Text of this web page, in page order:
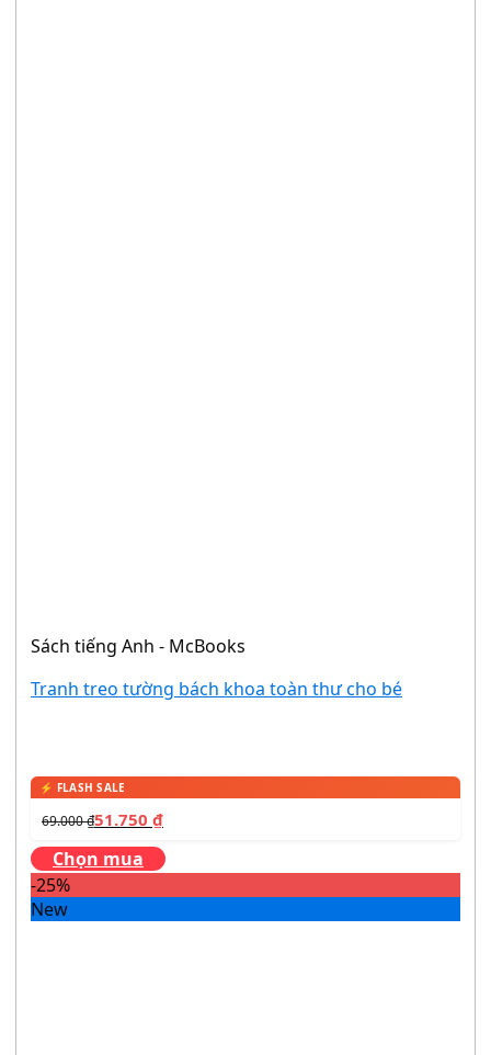
Sách tiếng Anh - McBooks
Tranh treo tường bách khoa toàn thư cho bé
69.000₫51.750 ₫
Chọn mua
-25%
New